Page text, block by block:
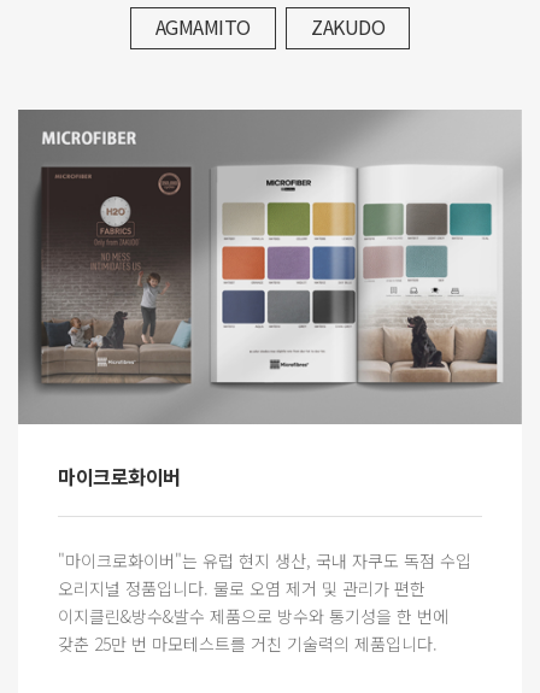
AGMAMITO
ZAKUDO
마이크로화이버
"마이크로화이버"는 유럽 현지 생산, 국내 자쿠도 독점 수입
오리지널 정품입니다. 물로 오염 제거 및 관리가 편한
이지클린&방수&발수 제품으로 방수와 통기성을 한 번에
갖춘 25만 번 마모테스트를 거친 기술력의 제품입니다.